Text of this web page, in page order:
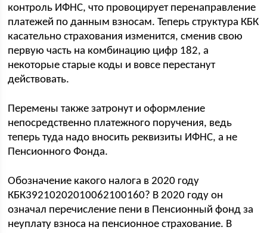
контроль ИФНС, что провоцирует перенаправление
платежей по данным взносам. Теперь структура КБК
касательно страхования изменится, сменив свою
первую часть на комбинацию цифр 182, а
некоторые старые коды и вовсе перестанут
действовать.
Перемены также затронут и оформление
непосредственно платежного поручения, ведь
теперь туда надо вносить реквизиты ИФНС, а не
Пенсионного Фонда.
Обозначение какого налога в 2020 году
КБК39210202010062100160? В 2020 году он
означал перечисление пени в Пенсионный фонд за
неуплату взноса на пенсионное страхование. В